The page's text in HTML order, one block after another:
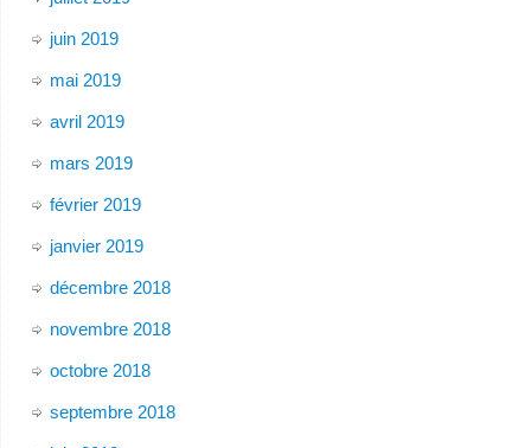
juin 2019
mai 2019
avril 2019
mars 2019
février 2019
janvier 2019
décembre 2018
novembre 2018
octobre 2018
septembre 2018